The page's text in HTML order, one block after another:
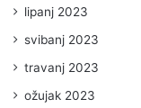
lipanj 2023
svibanj 2023
travanj 2023
ožujak 2023